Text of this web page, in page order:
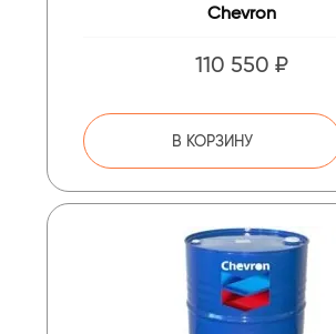
Chevron
110 550 ₽
В КОРЗИНУ